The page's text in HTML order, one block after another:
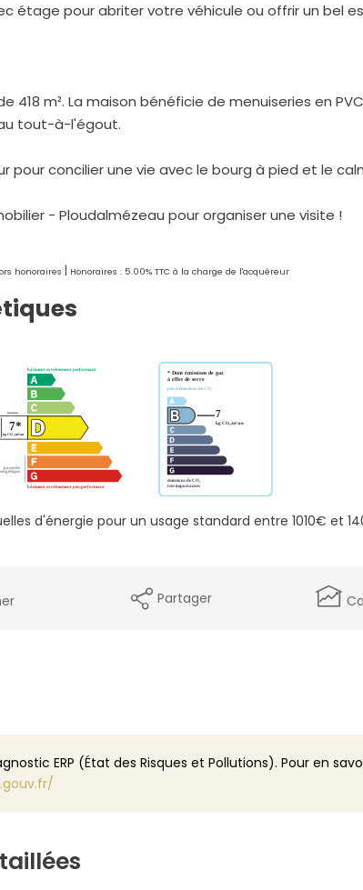
étage pour abriter votre véhicule ou offrir un bel
418 m². La maison bénéficie de menuiseries en
tout-à-l'égout.
pour concilier une vie avec le bourg à pied et le
- Ploudalmézeau pour organiser une visite !
honoraires | Honoraires : 5.00% TTC à la charge de l'acquéreur
d'énergie pour un usage standard entre 1010€ et
Partager
ERP (État des Risques et Pollutions). Pour en